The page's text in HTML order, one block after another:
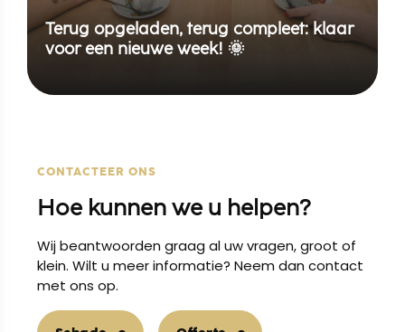
Terug opgeladen, terug compleet: klaar
voor een nieuwe week! 🌞
CONTACTEER ONS
Hoe kunnen we u helpen?
Wij beantwoorden graag al uw vragen, groot of
klein. Wilt u meer informatie? Neem dan contact
met ons op.